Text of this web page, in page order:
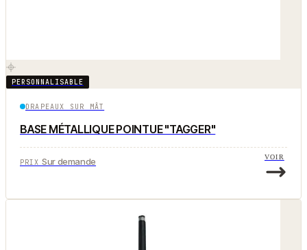
PERSONNALISABLE
DRAPEAUX SUR MÂT
BASE MÉTALLIQUE POINTUE "TAGGER"
PRIX Sur demande VOIR